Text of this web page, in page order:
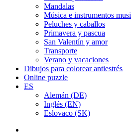
Mandalas
Música e instrumentos
Peluches y caballos
Primavera y pascua
San Valentín y amor
Transporte
Verano y vacaciones
Dibujos para colorear antiestrés
Online puzzle
ES
Alemán (DE)
Inglés (EN)
Eslovaco (SK)